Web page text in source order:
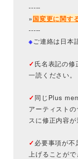
-----
»国変更に関す
-----
※ ご連絡は日本
✓ 氏名表記の修
一読ください。
✓ 同じPlus
アーティスト
スに修正内容が
✓ 必要事項が不
上げることがで